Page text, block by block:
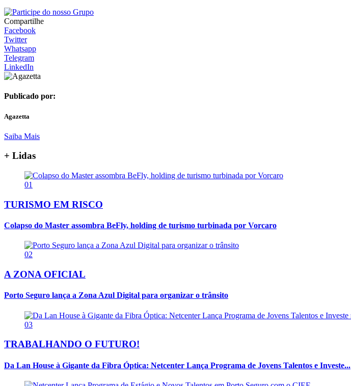
Compartilhe
Facebook
Twitter
Whatsapp
Telegram
LinkedIn
Publicado por:
Agazetta
Saiba Mais
+ Lidas
01
TURISMO EM RISCO
Colapso do Master assombra BeFly, holding de turismo turbinada por Vorcaro
02
A ZONA OFICIAL
Porto Seguro lança a Zona Azul Digital para organizar o trânsito
03
TRABALHANDO O FUTURO!
Da Lan House à Gigante da Fibra Óptica: Netcenter Lança Programa de Jovens Talentos e Investe...